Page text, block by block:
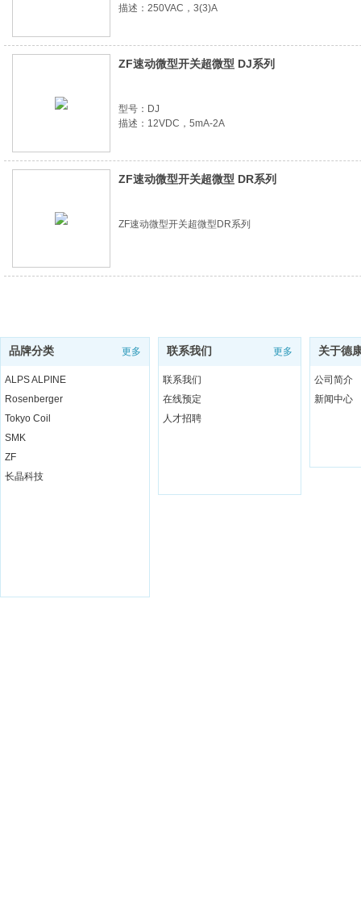
描述：250VAC，3(3)A
ZF速动微型开关超微型 DJ系列
型号：DJ
描述：12VDC，5mA-2A
ZF速动微型开关超微型 DR系列
ZF速动微型开关超微型DR系列
关于德
公司简介
新闻中心
品牌分类 更多
ALPS ALPINE
Rosenberger
Tokyo Coil
SMK
ZF
长晶科技
联系我们 更多
联系我们
在线预定
人才招聘